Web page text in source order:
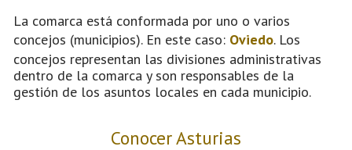
La comarca está conformada por uno o varios
concejos (municipios). En este caso: Oviedo. Los
concejos representan las divisiones administrativas
dentro de la comarca y son responsables de la
gestión de los asuntos locales en cada municipio.
Conocer Asturias